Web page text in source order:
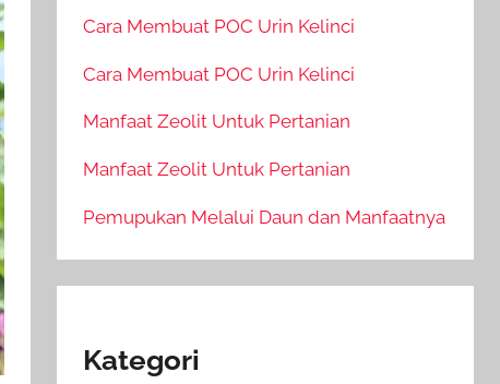
Cara Membuat POC Urin Kelinci
Cara Membuat POC Urin Kelinci
Manfaat Zeolit Untuk Pertanian
Manfaat Zeolit Untuk Pertanian
Pemupukan Melalui Daun dan Manfaatnya
Kategori